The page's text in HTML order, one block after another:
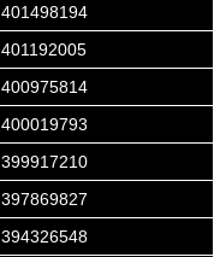
401498194
401192005
400975814
400019793
399917210
397869827
394326548